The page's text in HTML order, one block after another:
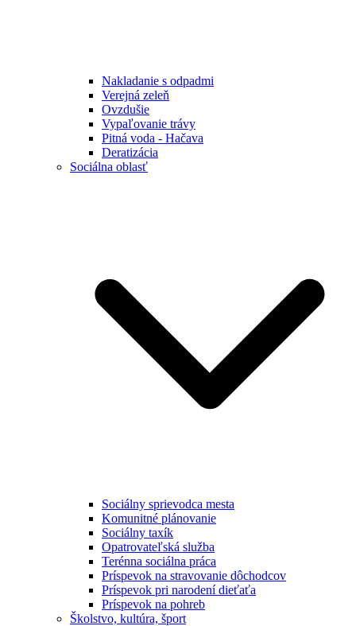
Nakladanie s odpadmi
Verejná zeleň
Ovzdušie
Vypaľovanie trávy
Pitná voda - Hačava
Deratizácia
Sociálna oblasť
Sociálny sprievodca mesta
Komunitné plánovanie
Sociálny taxík
Opatrovateľská služba
Terénna sociálna práca
Príspevok na stravovanie dôchodcov
Príspevok pri narodení dieťaťa
Príspevok na pohreb
Školstvo, kultúra, šport